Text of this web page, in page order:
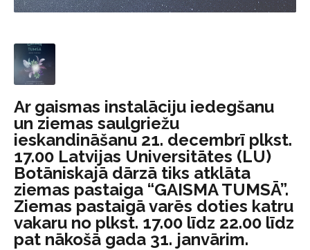
Ar gaismas instalāciju iedegšanu
un ziemas saulgriežu
ieskandināšanu 21. decembrī plkst.
17.00 Latvijas Universitātes (LU)
Botāniskajā dārzā tiks atklāta
ziemas pastaiga “GAISMA TUMSĀ”.
Ziemas pastaigā varēs doties katru
vakaru no plkst. 17.00 līdz 22.00 līdz
pat nākošā gada 31. janvārim.